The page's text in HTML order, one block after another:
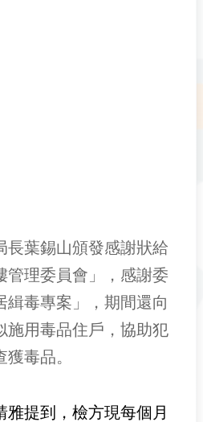
長葉錫山頒發感謝狀給
管理委員會」，感謝委
緝毒專案」，期間還向
施用毒品住戶，協助犯
毒品。
提到，檢方現每個月